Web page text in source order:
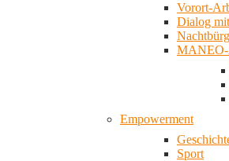
Vorort-
Dialog
MANEO-
Empowerment
Sport